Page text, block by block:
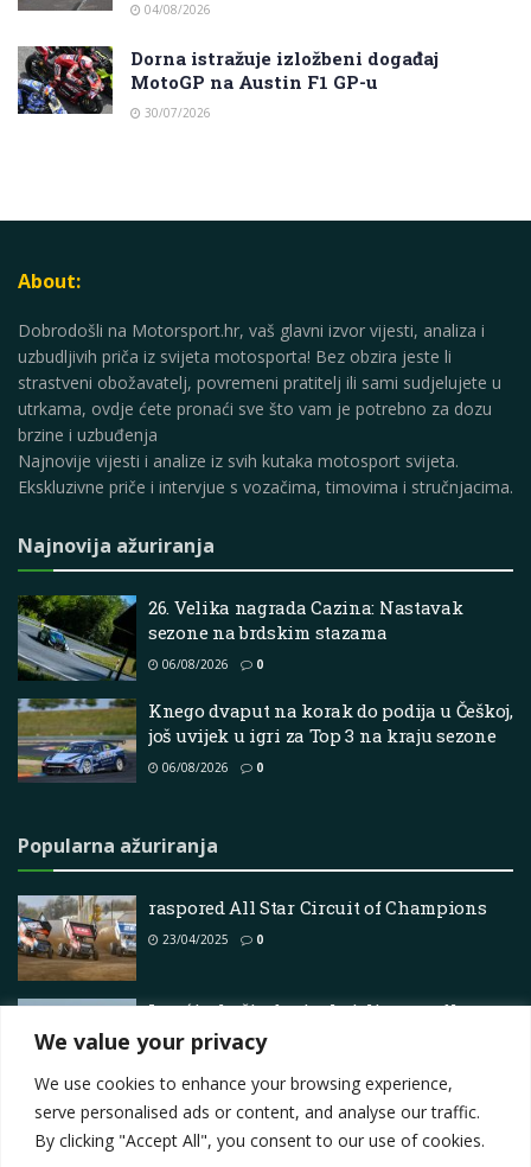
We value your privacy
We use cookies to enhance your browsing experience,
serve personalised ads or content, and analyse our traffic.
By clicking "Accept All", you consent to our use of cookies.
04/08/2026
Dorna istražuje izložbeni događaj
MotoGP na Austin F1 GP-u
30/07/2026
About:
Dobrodošli na Motorsport.hr, vaš glavni izvor vijesti, analiza i
uzbudljivih priča iz svijeta motosporta! Bez obzira jeste li
strastveni obožavatelj, povremeni pratitelj ili sami sudjelujete u
utrkama, ovdje ćete pronaći sve što vam je potrebno za dozu
brzine i uzbuđenja
Najnovije vijesti i analize iz svih kutaka motosport svijeta.
Ekskluzivne priče i intervjue s vozačima, timovima i stručnjacima.
Najnovija ažuriranja
26. Velika nagrada Cazina: Nastavak
sezone na brdskim stazama
06/08/2026 0
Knego dvaput na korak do podija u Češkoj,
još uvijek u igri za Top 3 na kraju sezone
06/08/2026 0
Popularna ažuriranja
raspored All Star Circuit of Champions
23/04/2025 0
Leteći trkači u brzim letjelicama odlaze u
Shell V-Power Motorsport Park u Bendu